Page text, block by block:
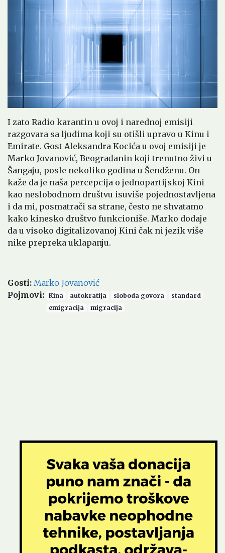
I zato Radio karantin u ovoj i narednoj emisiji
razgovara sa ljudima koji su otišli upravo u Kinu i
Emirate. Gost Aleksandra Kocića u ovoj emisiji je
Marko Jovanović, Beograđanin koji trenutno živi u
Šangaju, posle nekoliko godina u Šendženu. On
kaže da je naša percepcija o jednopartijskoj Kini
kao neslobodnom društvu isuviše pojednostavljena
i da mi, posmatrači sa strane, često ne shvatamo
kako kinesko društvo funkcioniše. Marko dodaje
da u visoko digitalizovanoj Kini čak ni jezik više
nike prepreka uklapanju.
Gosti: Marko Jovanović
Pojmovi: Kina autokratija sloboda govora
standard
emigracija
migracija